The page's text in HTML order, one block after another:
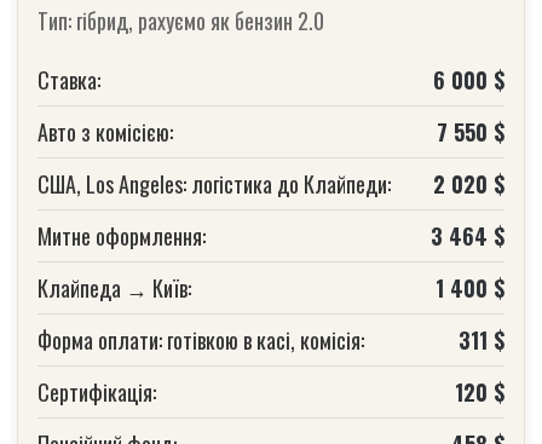
Тип: гібрид, рахуємо як бензин 2.0
Ставка:
6 000 $
Авто з комісією:
7 550 $
США, Los Angeles: логістика до Клайпеди:
2 020 $
Митне оформлення:
3 464 $
Клайпеда → Київ:
1 400 $
Форма оплати: готівкою в касі, комісія:
311 $
Сертифікація:
120 $